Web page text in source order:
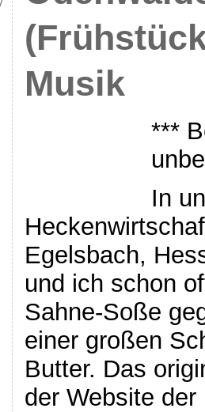
Musik
***
In
Egelsbach,
und ich schon
Sahne-Soße
einer großen
Butter. Das
der Website